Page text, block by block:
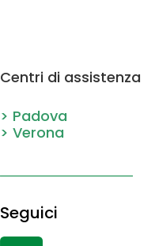
Centri di assistenza
> Padova
> Verona
Seguici